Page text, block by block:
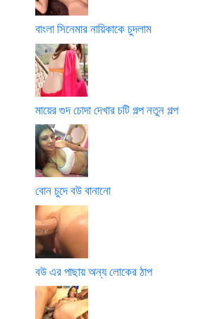
বাংলা সিনেমার নায়িকাকে চুদলাম
মায়ের গুদ চোদা দেখার চটি গল্প নতুন গল্প
বোন চুদে বউ বানানো
বউ এর পাছায় অন্য লোকের ঠাপ